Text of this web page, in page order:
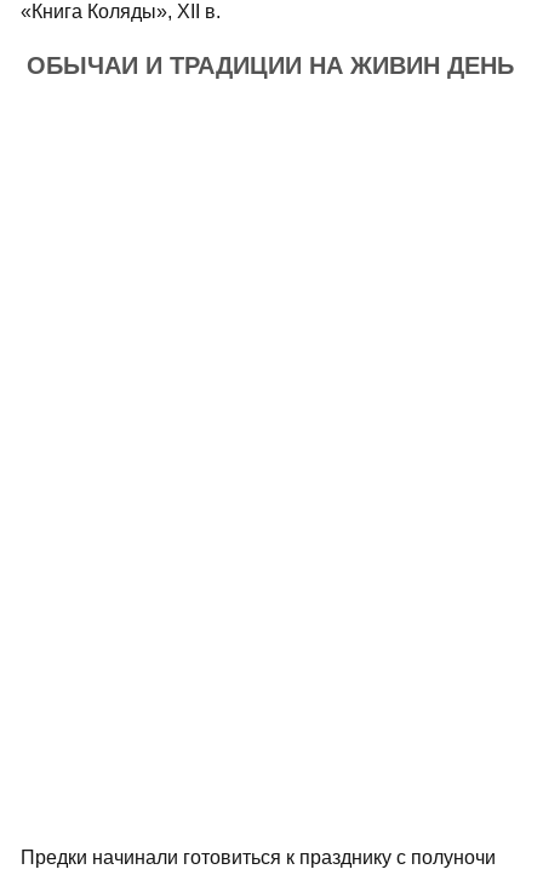
«Книга Коляды», XII в.
ОБЫЧАИ И ТРАДИЦИИ НА ЖИВИН ДЕНЬ
Предки начинали готовиться к празднику с полуночи